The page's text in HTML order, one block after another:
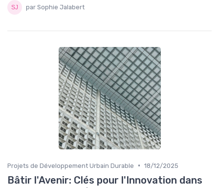
par Sophie Jalabert
Projets de Développement Urbain Durable • 18/12/2025
Bâtir l'Avenir: Clés pour l'Innovation dans